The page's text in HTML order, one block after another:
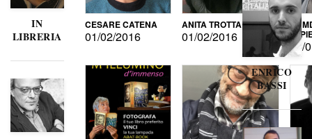
IN
LIBRERIA
CESARE CATENA
01/02/2016
ANITA TROTTA
01/02/2016 DI
15/
ENRICO
BASSI